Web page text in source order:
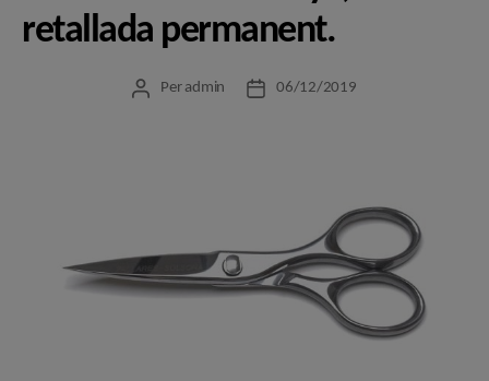
retallada permanent.
Autor
Per admin
Data06/12/2019